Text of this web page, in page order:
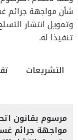
شأن مواجهة جرائم
وتمويل انتشار
تنفيذا له.
التشريعات
مواجهة جرائم